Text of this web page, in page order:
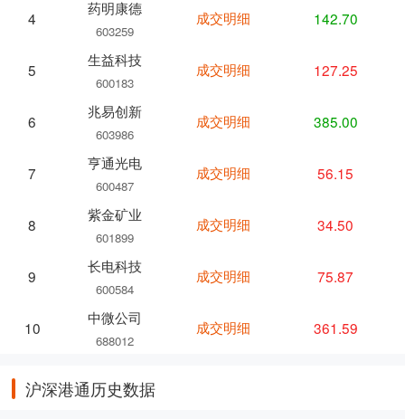
4
药明康德
603259
5
生益科技
600183
6
兆易创新
603986
7
亨通光电
600487
8
紫金矿业
601899
9
长电科技
600584
10
中微公司
688012
成交明细 142.70
成交明细 127.25
成交明细 385.00
成交明细 56.15
成交明细 34.50
成交明细 75.87
成交明细 361.59
沪深港通历史数据